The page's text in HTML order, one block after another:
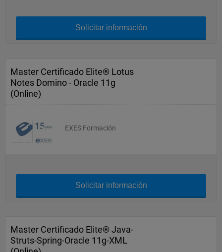
Solicitar información
Master Certificado Elite® Lotus
Notes Domino - Oracle 11g
(Online)
EXES Formación
Solicitar información
Master Certificado Elite® Java-
Struts-Spring-Oracle 11g-XML